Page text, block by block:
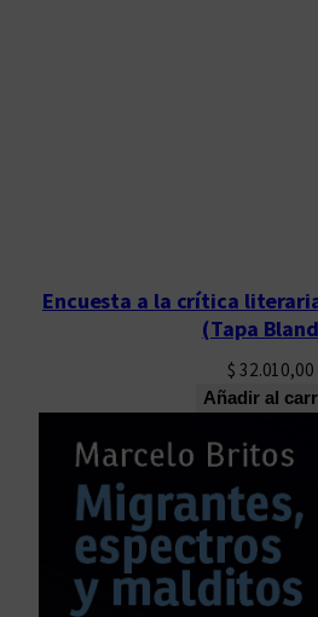
Encuesta a la crítica
(Tapa
$ 32.010,00
Añadir al